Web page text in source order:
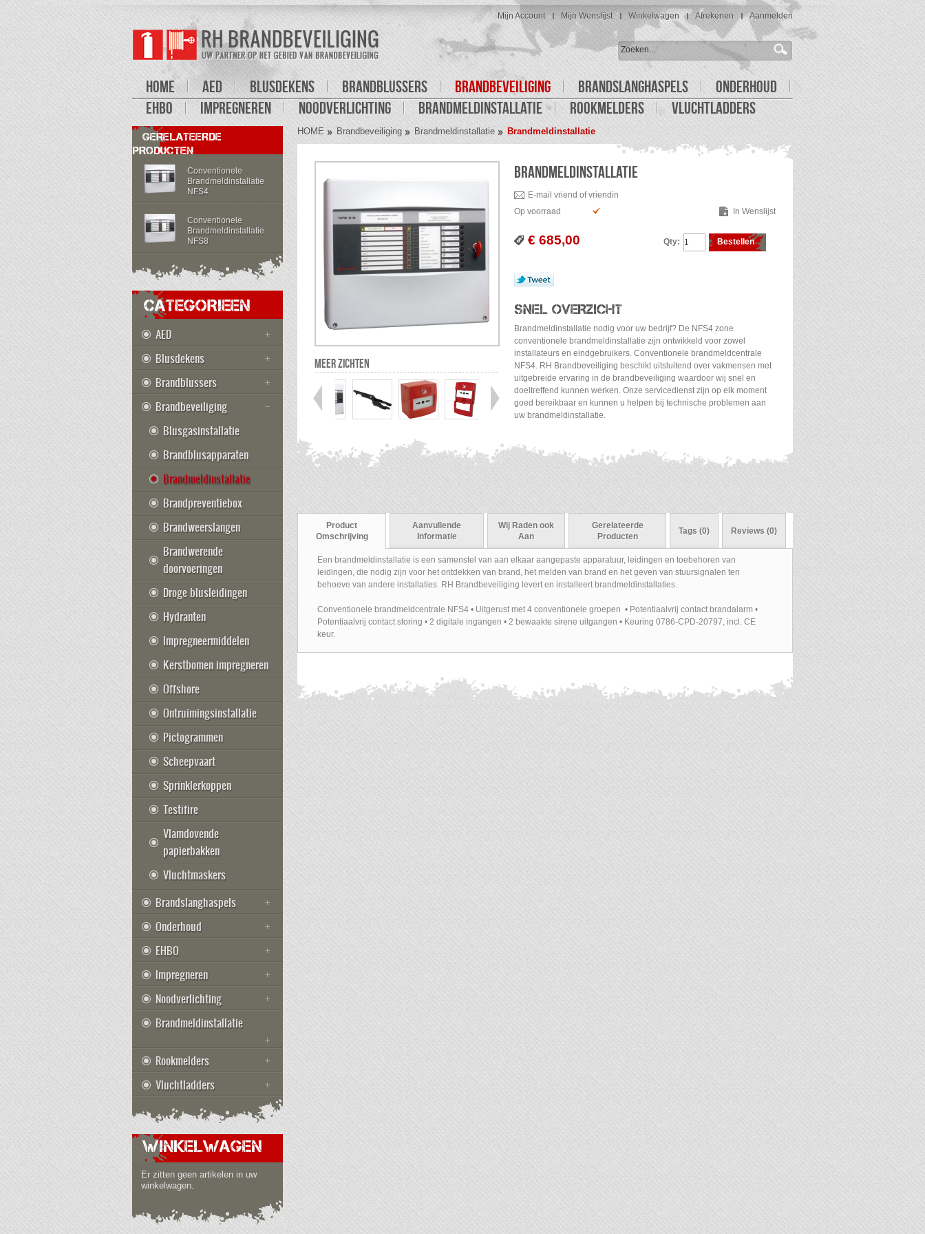
Mijn Account Mijn Wenslijst Winkelwagen Afrekenen Aanmelden
HOME AED BLUSDEKENS BRANDBLUSSERS BRANDBEVEILIGING BRANDSLANGHASPELS
ONDERHOUD
EHBO
IMPREGNEREN NOODVERLICHTING BRANDMELDINSTALLATIE ROOKMELDERS VLUCHTLADDERS
HOME Brandbeveiliging Brandmeldinstallatie Brandmeldinstallatie
BRANDMELDINSTALLATIE
E-mail vriend of vriendin
In Wenslijst
Op voorraad
€ 685,00 Qty: Bestellen
Tweet
SNEL OVERZICHT
Brandmeldinstallatie nodig voor uw bedrijf? De NFS4 zone
conventionele brandmeldinstallatie zijn ontwikkeld voor zowel
installateurs en eindgebruikers. Conventionele brandmeldcentrale
NFS4. RH Brandbeveiliging beschikt uitsluitend over vakmensen met
uitgebreide ervaring in de brandbeveiliging waardoor wij snel en
doeltreffend kunnen werken. Onze servicedienst zijn op elk moment
goed bereikbaar en kunnen u helpen bij technische problemen aan
uw brandmeldinstallatie.
MEER ZICHTEN
Product
Omschrijving
Aanvullende
Informatie
Wij Raden ook
Aan
Gerelateerde
Producten
Tags (0) Reviews (0)
Een brandmeldinstallatie is een samenstel van aan elkaar aangepaste apparatuur, leidingen en toebehoren van
leidingen, die nodig zijn voor het ontdekken van brand, het melden van brand en het geven van stuursignalen ten
behoeve van andere installaties. RH Brandbeveiliging levert en installeert brandmeldinstallaties.
Conventionele brandmeldcentrale NFS4 • Uitgerust met 4 conventionele groepen • Potentiaalvrij contact brandalarm •
Potentiaalvrij contact storing • 2 digitale ingangen • 2 bewaakte sirene uitgangen • Keuring 0786-CPD-20797, incl. CE
keur.
GERELATEERDE
PRODUCTEN
Conventionele
Brandmeldinstallatie
NFS4
Conventionele
Brandmeldinstallatie
NFS8
CATEGORIEEN
AED
Blusdekens
Brandblussers
Brandbeveiliging
Blusgasinstallatie
Brandblusapparaten
Brandmeldinstallatie
Brandpreventiebox
Brandweerslangen
Brandwerende
doorvoeringen
Droge blusleidingen
Hydranten
Impregneermiddelen
Kerstbomen impregneren
Offshore
Ontruimingsinstallatie
Pictogrammen
Scheepvaart
Sprinklerkoppen
Testifire
Vlamdovende
papierbakken
Vluchtmaskers
Brandslanghaspels
Onderhoud
EHBO
Impregneren
Noodverlichting
Brandmeldinstallatie
Rookmelders
Vluchtladders
WINKELWAGEN
Er zitten geen artikelen in uw
winkelwagen.